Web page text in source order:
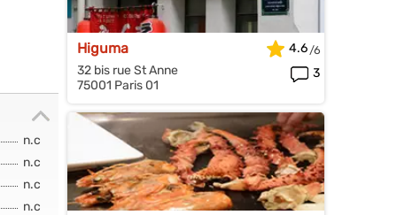
n.c
n.c
n.c
n.c
Higuma
32 bis rue St Anne
75001 Paris 01
4.6
3